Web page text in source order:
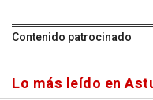
Contenido patrocinado
Lo más leído en